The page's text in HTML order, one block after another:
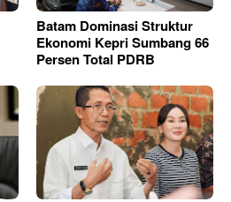
Batam Dominasi Struktur
Ekonomi Kepri Sumbang 66
Persen Total PDRB